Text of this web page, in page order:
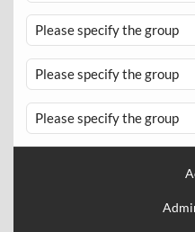
Please specify the group
Please specify the group
Please specify the group